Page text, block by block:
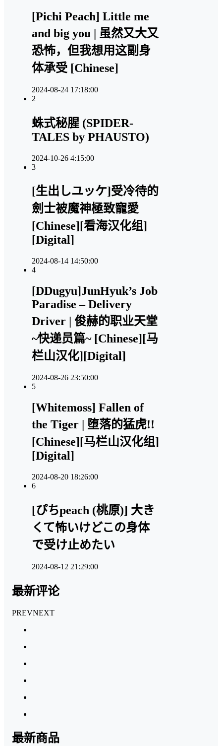
[Pichi Peach] Little me
and big you | 虽然又大又
恐怖，但我想用这副身
体承受 [Chinese]
2024-08-24 17:18:00
2
蛛式秘腥 (SPIDER-
TALES by PHAUSTO)
2024-10-26 4:15:00
3
[生出しユッケ]受冷待的
劍士被魔神極致寵愛
[Chinese][看海汉化组]
[Digital]
2024-08-14 14:50:00
4
[DDugyu]JunHyuk’s Job
Paradise – Delivery
Driver | 俊赫的职业天堂
~快递员篇~ [Chinese][马
栏山汉化][Digital]
2024-08-26 23:50:00
5
[Whitemoss] Fallen of
the Tiger | 堕落的猛虎!!
[Chinese][马栏山汉化组]
[Digital]
2024-08-20 18:26:00
6
[ぴちpeach (桃原)] 大き
くて怖いけどこの身体
で受け止めたい
2024-08-12 21:29:00
最新评论
PREVNEXT
最新商品